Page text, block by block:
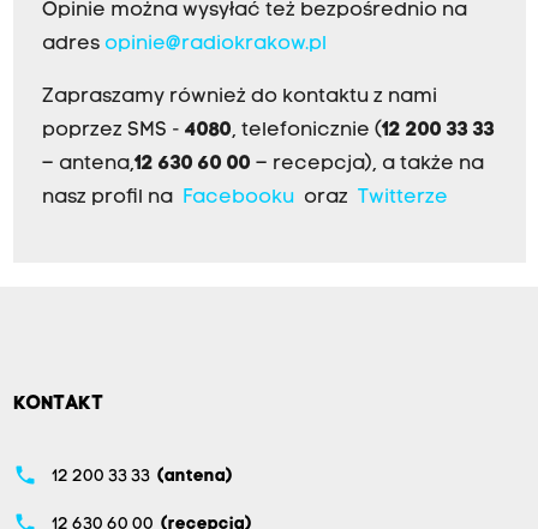
Opinie można wysyłać też bezpośrednio na
adres opinie@radiokrakow.pl
Zapraszamy również do kontaktu z nami
poprzez SMS - 4080, telefonicznie (12 200 33 33
– antena,12 630 60 00 – recepcja), a także na
nasz profil na Facebookuoraz Twitterze
KONTAKT
phone 12 200 33 33 (antena)
phone 12 630 60 00 (recepcja)